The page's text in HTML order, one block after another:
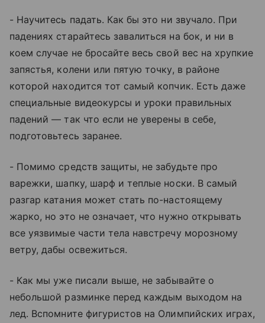
- Научитесь падать. Как бы это ни звучало. При
падениях старайтесь завалиться на бок, и ни в
коем случае не бросайте весь свой вес на хрупкие
запястья, колени или пятую точку, в районе
которой находится тот самый копчик. Есть даже
специальные видеокурсы и уроки правильных
падений — так что если не уверены в себе,
подготовьтесь заранее.
- Помимо средств защиты, не забудьте про
варежки, шапку, шарф и теплые носки. В самый
разгар катания может стать по-настоящему
жарко, но это не означает, что нужно открывать
все уязвимые части тела навстречу морозному
ветру, дабы освежиться.
- Как мы уже писали выше, не забывайте о
небольшой разминке перед каждым выходом на
лед. Вспомните фигуристов на Олимпийских играх,